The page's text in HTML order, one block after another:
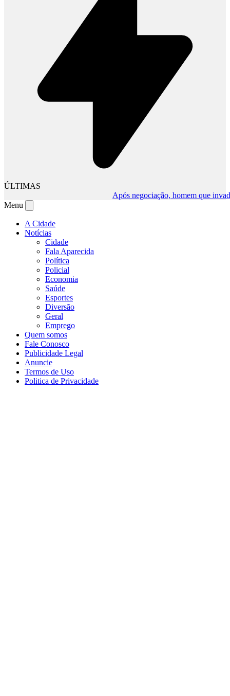
ÚLTIMAS
Após negociação, homem que invadiu
Menu
A Cidade
Notícias
Cidade
Fala Aparecida
Política
Policial
Economia
Saúde
Esportes
Diversão
Geral
Emprego
Quem somos
Fale Conosco
Publicidade Legal
Anuncie
Termos de Uso
Politica de Privacidade